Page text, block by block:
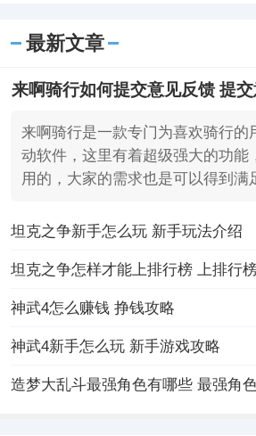
最新文章
来啊骑行如何提交意见反馈 提
来啊骑行是一款专门为喜欢骑行的
动软件，这里有着超级强大的功能
用的，大家的需求也是可以得到满
坦克之争新手怎么玩 新手玩法介绍
坦克之争怎样才能上排行榜 上排行
神武4怎么赚钱 挣钱攻略
神武4新手怎么玩 新手游戏攻略
造梦大乱斗最强角色有哪些 最强角